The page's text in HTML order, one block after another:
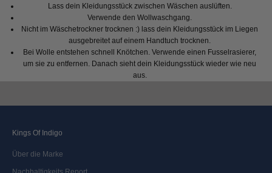
Lass dein Kleidungsstück zwischen Wäschen auslüften.
Verwende den Wollwaschgang.
Nicht im Wäschetrockner trocknen :) lass dein Kleidungsstück im Liegen
ausgebreitet auf einem Handtuch trocknen.
Bei Wolle entstehen schnell Knötchen. Verwende einen Fusselrasierer,
um sie zu entfernen. Danach sieht dein Kleidungsstück wieder wie neu
aus.
So hast du lange Freude an deiner Kleidung
lieben. Aber es kann eine Zeit kommen, in der etwas repariert werden muss
stattdessen von unserem Motto „Reduzieren, Wiederverwenden und
Kings Of Indigo
Über die Marke